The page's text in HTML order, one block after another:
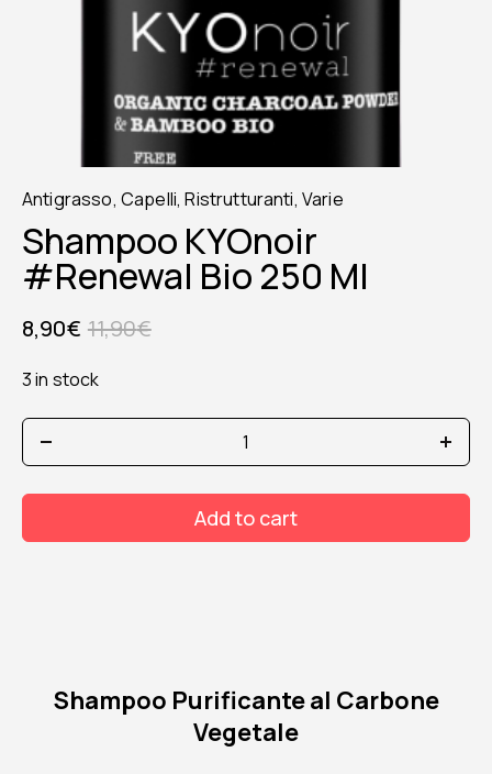
Antigrasso, Capelli,Ristrutturanti, Varie
Shampoo KYOnoir
#renewal Bio 250 Ml
11,90€
8,90€
3 in stock
Shampoo
KYOnoir
bio
ml
Add to cart
Shampoo Purificante al Carbone
Vegetale